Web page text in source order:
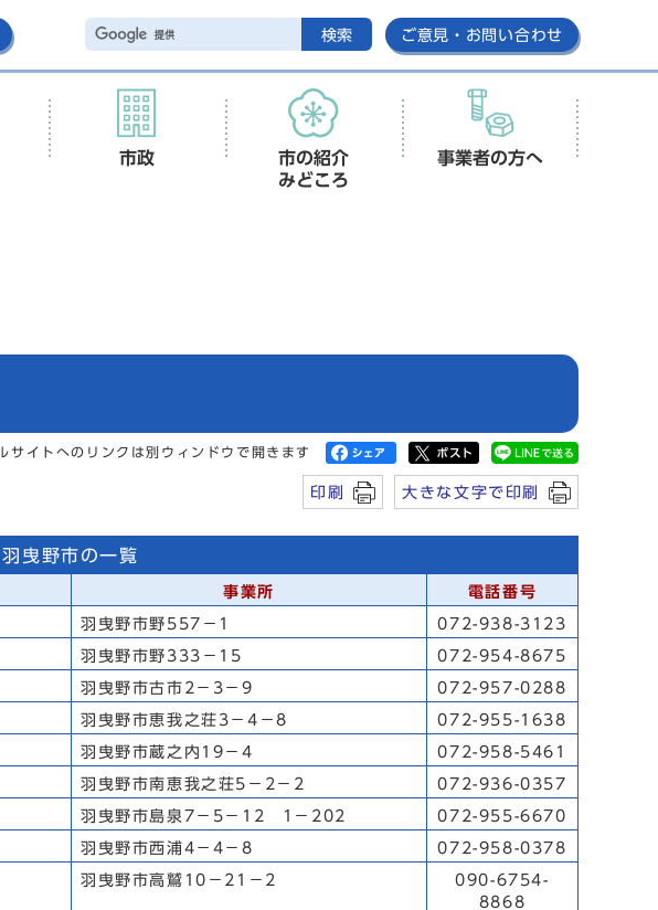
検索 ご意見・お問い合わせ
市政
市の紹介
みどころ
事業者の方へ
サイトへのリンクは別ウィンドウで開きます
印刷 大きな文字で印刷
羽曳野市の一覧
事業所 電話番号
羽曳野市野557－1 072-938-3123
羽曳野市野333－15 072-954-8675
羽曳野市古市2－3－9 072-957-0288
羽曳野市恵我之荘3－4－8 072-955-1638
羽曳野市蔵之内19－4 072-958-5461
羽曳野市南恵我之荘5－2－2 072-936-0357
羽曳野市島泉7－5－12 1－202 072-955-6670
羽曳野市西浦4－4－8 072-958-0378
羽曳野市高鷲10－21－2
090-6754-
8868